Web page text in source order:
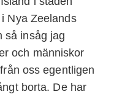
Nya Zeelands
så insåg jag
och människor
oss egentligen
borta. De har